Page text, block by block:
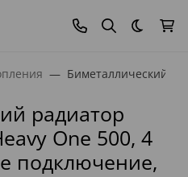
Темная
Биметаллический
радиатор
One 500, 4
подключение,